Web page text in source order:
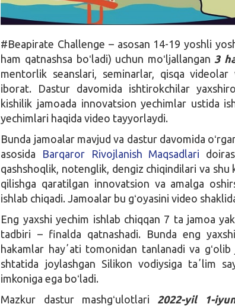
#Beapirate Challenge – asosan 14-19 yoshli
ham qatnashsa boʻladi) uchun moʻljallangan 3
mentorlik seanslari, seminarlar, qisqa videolar
iborat. Dastur davomida ishtirokchilar
kishilik jamoada innovatsion yechimlar ustida
yechimlari haqida video tayyorlaydi.
Bunda jamoalar mavjud va dastur davomida
asosida
Barqaror Rivojlanish Maqsadlari
qashshoqlik, notenglik, dengiz chiqindilari va shu
qilishga qaratilgan innovatsion va amalga
ishlab chiqadi. Jamoalar bu gʻoyasini video
Eng yaxshi yechim ishlab chiqqan 7 ta jamoa
tadbiri – finalda qatnashadi. Bunda eng
hakamlar hayʼati tomonidan tanlanadi va
shtatida joylashgan Silikon vodiysiga taʼlim
imkoniga ega boʻladi.
Mazkur dastur mashgʻulotlari 2022-yil 1-